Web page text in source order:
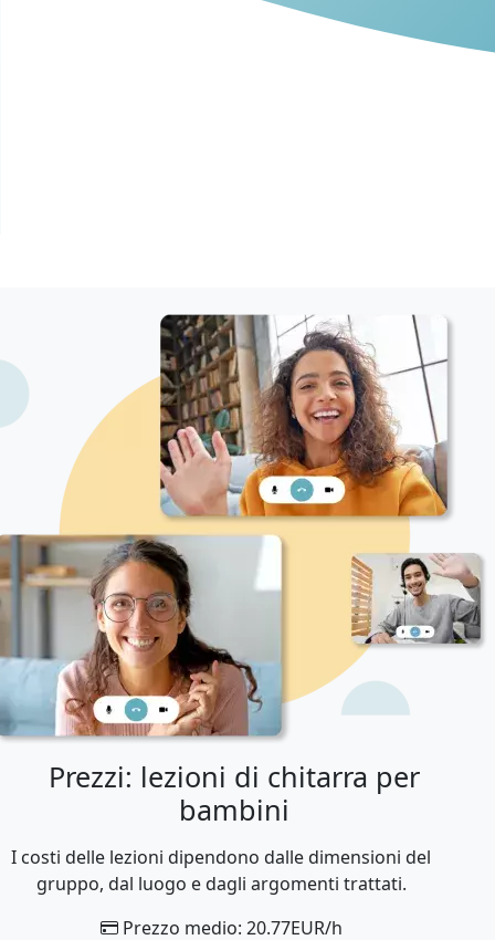
Prezzi: lezioni di chitarra per
bambini
I costi delle lezioni dipendono dalle dimensioni del
gruppo, dal luogo e dagli argomenti trattati.
Prezzo medio: 20.77EUR/h